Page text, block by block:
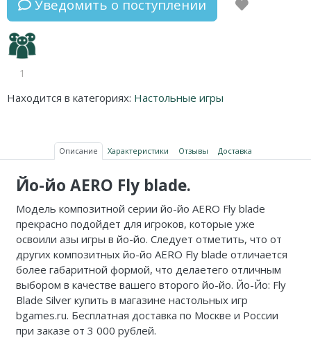
Уведомить о поступлении
1
Находится в категориях: Настольные игры
Описание Характеристики Отзывы Доставка
Йо-йо AERO Fly blade.
Модель композитной серии йо-йо AERO Fly blade
прекрасно подойдет для игроков, которые уже
освоили азы игры в йо-йо. Следует отметить, что от
других композитных йо-йо AERO Fly blade отличается
более габаритной формой, что делаетего отличным
выбором в качестве вашего второго йо-йо. Йо-Йо: Fly
Blade Silver купить в магазине настольных игр
bgames.ru. Бесплатная доставка по Москве и России
при заказе от 3 000 рублей.